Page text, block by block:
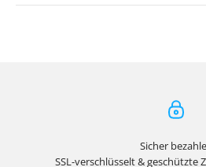
Sicher
SSL-verschlüsselt & geschützte